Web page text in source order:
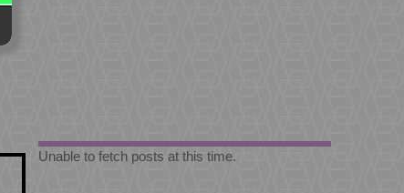
Unable to fetch posts at this time.